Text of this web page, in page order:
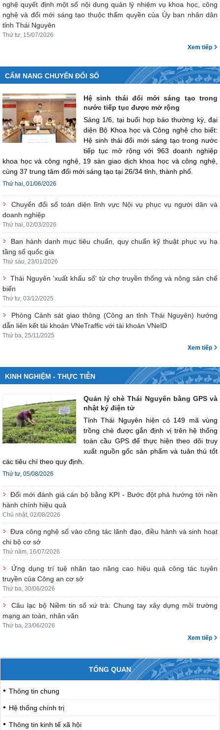
nghệ quyết định một số nội dung quản lý nhiệm vụ khoa học, công
nghệ và đổi mới sáng tạo thuộc thẩm quyền của Ủy ban nhân dân
tỉnh Thái Nguyên
Thứ tư, 15/07/2026
Xem tiếp
CẨM NANG CHUYỂN ĐỔI SỐ
Hệ sinh thái đổi mới sáng tạo trong
nước tiếp tục được mở rộng
Sáng 1/6, tại buổi họp báo thường kỳ, đại
diện Bộ Khoa học và Công nghệ cho biết:
Hệ sinh thái đổi mới sáng tạo trong nước
tiếp tục mở rộng với 963 doanh nghiệp
khoa học và công nghệ, 19 sàn giao dịch khoa học và công nghệ,
cùng 37 trung tâm đổi mới sáng tạo tại 26/34 tỉnh, thành phố.
Thứ hai, 01/06/2026
doanh nghiệp
Thứ hai, 02/03/2026
tầng số quốc gia
Thứ sáu, 23/01/2026
biến
Thứ tư, 03/12/2025
dẫn liên kết tài khoản VNeTraffic với tài khoản VNeID
Thứ ba, 25/11/2025
Xem tiếp
KINH NGHIỆM - THỰC TIỄN
Quản lý chè Thái Nguyên bằng GPS và
nhật ký điện tử
Tỉnh Thái Nguyên hiện có 149 mã vùng
trồng chè được gắn định vị trên hệ thống
toàn cầu GPS để thực hiện theo dõi truy
xuất nguồn gốc sản phẩm và tuân thủ tốt
các tiêu chí theo quy định.
Thứ tư, 05/08/2026
hành chính hiệu quả
Chủ nhật, 02/08/2026
chi bộ cơ sở
Thứ năm, 16/07/2026
truyền của Công an cơ sở
Thứ ba, 30/06/2026
mạng an toàn, nhân văn
Thứ ba, 23/06/2026
Xem tiếp
TỔNG QUAN
Thông tin chung
Hệ thống chính trị
Thông tin kinh tế xã hội